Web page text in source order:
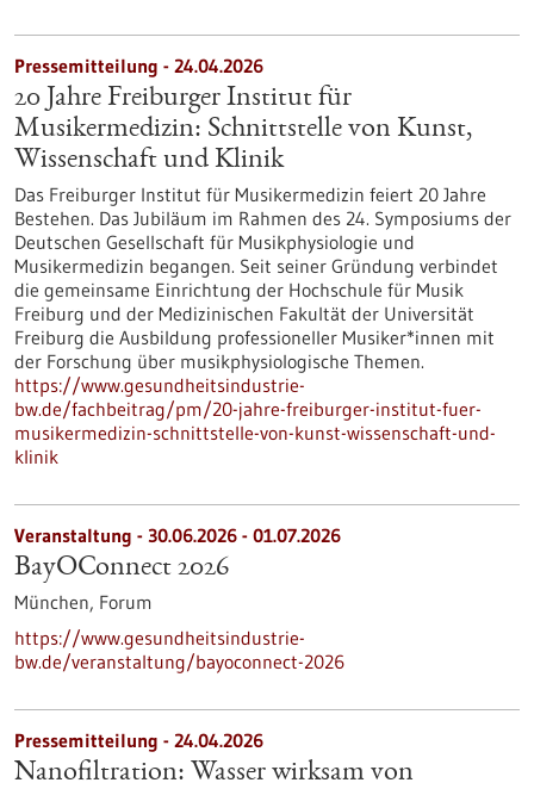
Pressemitteilung - 24.04.2026
20 Jahre Freiburger Institut für
Musikermedizin: Schnittstelle von Kunst,
Wissenschaft und Klinik
Das Freiburger Institut für Musikermedizin feiert 20 Jahre
Bestehen. Das Jubiläum im Rahmen des 24. Symposiums der
Deutschen Gesellschaft für Musikphysiologie und
Musikermedizin begangen. Seit seiner Gründung verbindet
die gemeinsame Einrichtung der Hochschule für Musik
Freiburg und der Medizinischen Fakultät der Universität
Freiburg die Ausbildung professioneller Musiker*innen mit
der Forschung über musikphysiologische Themen.
https://www.gesundheitsindustrie-
bw.de/fachbeitrag/pm/20-jahre-freiburger-institut-fuer-
musikermedizin-schnittstelle-von-kunst-wissenschaft-und-
klinik
Veranstaltung - 30.06.2026 - 01.07.2026
BayOConnect 2026
München, Forum
https://www.gesundheitsindustrie-
bw.de/veranstaltung/bayoconnect-2026
Pressemitteilung - 24.04.2026
Nanofiltration: Wasser wirksam von